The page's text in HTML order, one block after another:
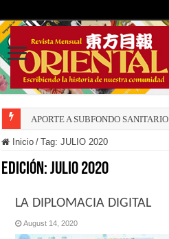
APORTE A SUBFONDO SANITARIO
DECRECE NATALIDAD INSULAR
Inicio / Tag:JULIO 2020
Edición:JULIO 2020
LA DIPLOMACIA DIGITAL
August 14, 2020